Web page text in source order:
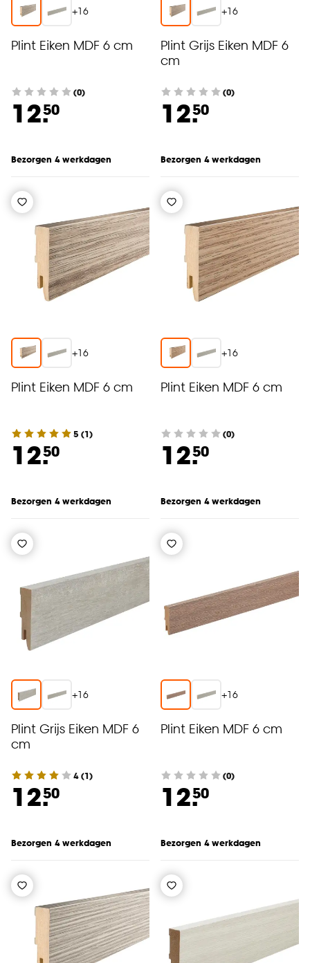
+16
Plint Eiken MDF 6 cm
(0)
12.50
Bezorgen 4 werkdagen
+16
Plint Grijs Eiken MDF 6
cm
(0)
12.50
Bezorgen 4 werkdagen
+16
Plint Eiken MDF 6 cm
5 (1)
12.50
Bezorgen 4 werkdagen
+16
Plint Eiken MDF 6 cm
(0)
12.50
Bezorgen 4 werkdagen
+16
Plint Grijs Eiken MDF 6
cm
4(1)
12.50
Bezorgen 4 werkdagen
+16
Plint Eiken MDF 6 cm
(0)
12.50
Bezorgen 4 werkdagen